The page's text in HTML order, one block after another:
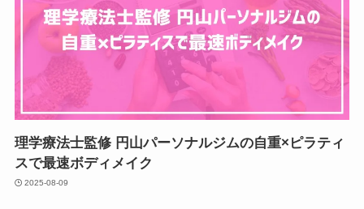
理学療法士監修 円山パーソナルジムの自重×ピラティ
スで最速ボディメイク
2025-08-09